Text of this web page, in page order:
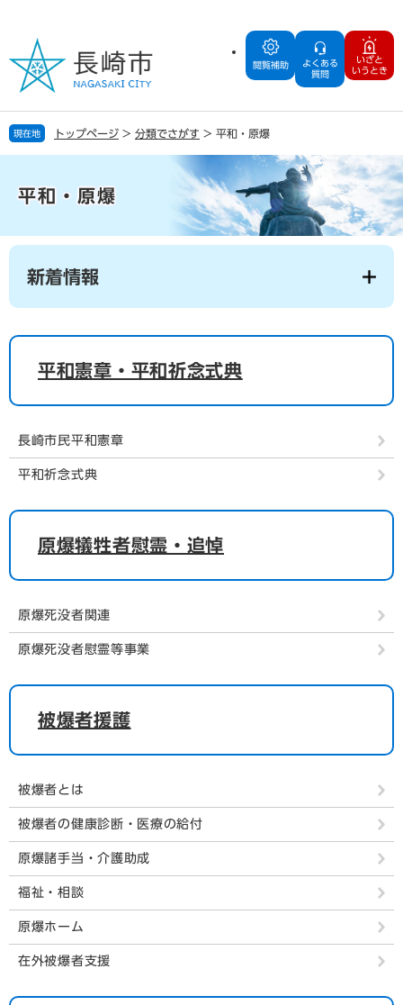
の
で
す
ー
ば
し
閲覧補助
よくある
質問
いざと
いうとき
現在地 トップページ > 分類でさがす > 平和・原爆
平和・原爆
本
新着情報
平和憲章・平和祈念式典
長崎市民平和憲章
平和祈念式典
原爆犠牲者慰霊・追悼
原爆死没者関連
原爆死没者慰霊等事業
被爆者援護
被爆者とは
被爆者の健康診断・医療の給付
原爆諸手当・介護助成
福祉・相談
原爆ホーム
在外被爆者支援